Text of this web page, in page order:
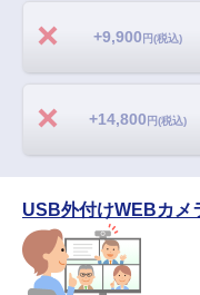
+9,900 円(税込)
+14,800 円(税込)
USB外付けWEBカメ